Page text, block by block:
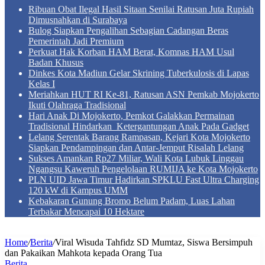
Ribuan Obat Ilegal Hasil Sitaan Senilai Ratusan Juta Rupiah
Dimusnahkan di Surabaya
Bulog Siapkan Pengalihan Sebagian Cadangan Beras
Pemerintah Jadi Premium
Perkuat Hak Korban HAM Berat, Komnas HAM Usul
Badan Khusus
Dinkes Kota Madiun Gelar Skrining Tuberkulosis di Lapas
Kelas I
Meriahkan HUT RI Ke-81, Ratusan ASN Pemkab Mojokerto
Ikuti Olahraga Tradisional
Hari Anak Di Mojokerto, Pemkot Galakkan Permainan
Tradisional Hindarkan Ketergantungan Anak Pada Gadget
Lelang Serentak Barang Rampasan, Kejari Kota Mojokerto
Siapkan Pendampingan dan Antar-Jemput Risalah Lelang
Sukses Amankan Rp27 Miliar, Wali Kota Lubuk Linggau
Ngangsu Kaweruh Pengelolaan RUMIJA ke Kota Mojokerto
PLN UID Jawa Timur Hadirkan SPKLU Fast Ultra Charging
120 kW di Kampus UMM
Kebakaran Gunung Bromo Belum Padam, Luas Lahan
Terbakar Mencapai 10 Hektare
Home/Berita/Viral Wisuda Tahfidz SD Mumtaz, Siswa Bersimpuh
dan Pakaikan Mahkota kepada Orang Tua